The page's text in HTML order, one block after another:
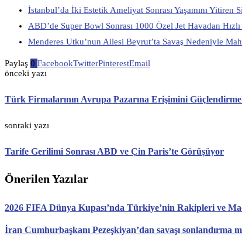
İstanbul’da İki Estetik Ameliyat Sonrası Yaşamını Yitiren
ABD’de Super Bowl Sonrası 1000 Özel Jet Havadan Hızlı
Menderes Utku’nun Ailesi Beyrut’ta Savaş Nedeniyle
Paylaş 0 FacebookTwitterPinterestEmail
önceki yazı
Türk Firmalarının Avrupa Pazarına Erişimini
sonraki yazı
Tarife Gerilimi Sonrası ABD ve Çin Paris’te Görüşüyor
Önerilen Yazılar
2026 FIFA Dünya Kupası’nda Türkiye’nin Rakipleri ve
İran Cumhurbaşkanı Pezeşkiyan’dan savaşı sonlandırma